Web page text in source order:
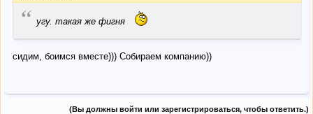
“ угу. такая же фигня
сидим, боимся вместе))) Собираем компанию))
(Вы должны войти или зарегистрироваться, чтобы ответить.)